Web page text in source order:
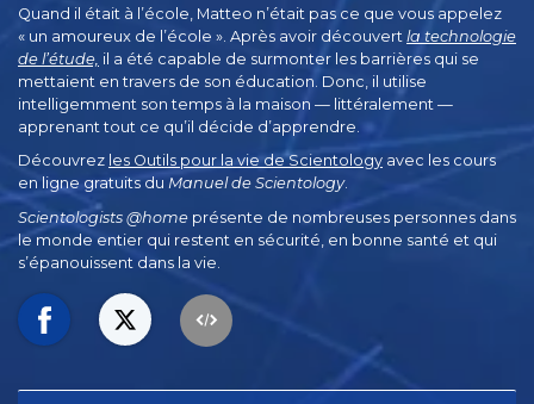
Quand il était à l’école, Matteo n’était pas ce que vous appelez
« un amoureux de l’école ». Après avoir découvert la technologie
de l’étude, il a été capable de surmonter les barrières qui se
mettaient en travers de son éducation. Donc, il utilise
intelligemment son temps à la maison — littéralement —
apprenant tout ce qu’il décide d’apprendre.
Découvrez les Outils pour la vie de Scientology avec les cours
en ligne gratuits du Manuel de Scientology.
Scientologists @home présente de nombreuses personnes dans
le monde entier qui restent en sécurité, en bonne santé et qui
s’épanouissent dans la vie.